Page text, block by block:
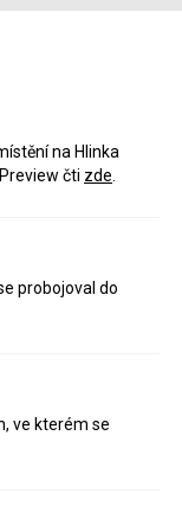
na Hlinka
čti zde
probojoval do
ve kterém se